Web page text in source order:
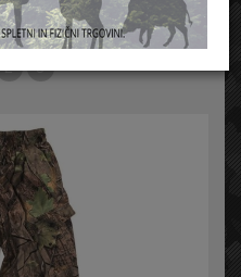
v skupini
2 3